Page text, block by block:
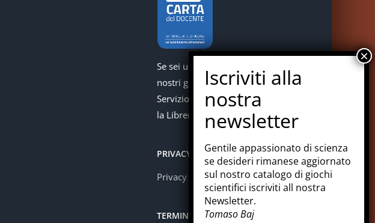
Se sei un docente puoi acquistare i
nostri giochi con la carta del docente.
Servizio offerto in collaborazione con
la Libreria Colosi di Messina.
PRIVACY
Privacy policy
TERMINI E CONDIZIONI
Gentile appassionato di scienza
se desideri rimanese aggiornato
sul nostro catalogo di giochi
scientifici iscriviti all nostra
Newsletter.
Tomaso Baj